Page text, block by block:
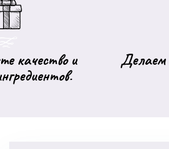
качество и Делаем